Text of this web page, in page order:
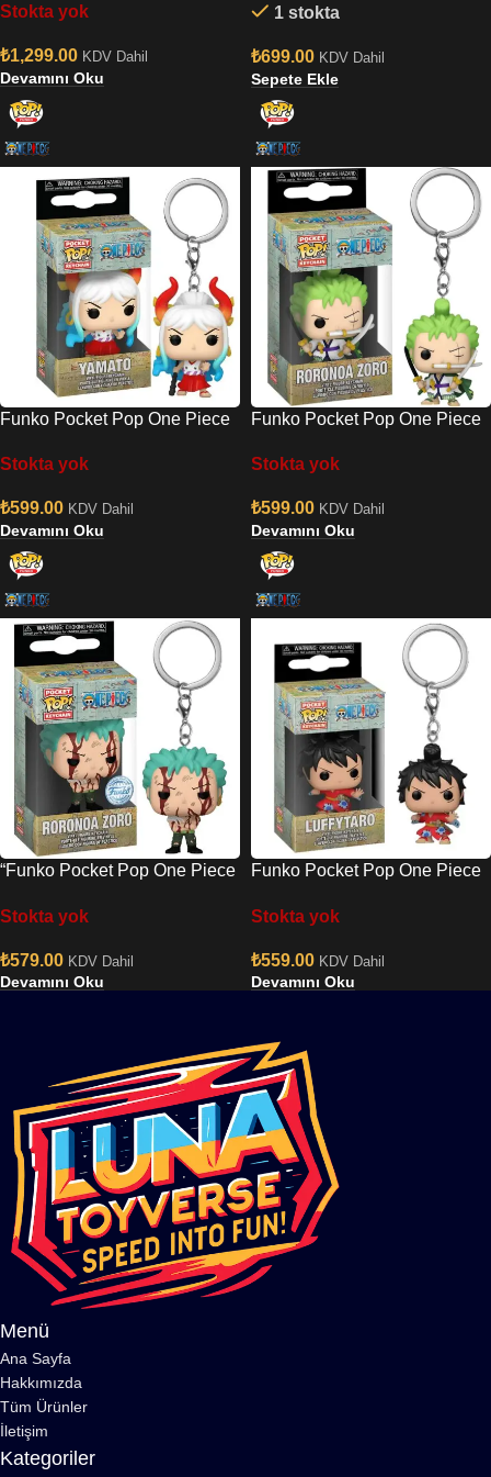
Stokta yok
₺1,299.00 KDV Dahil
Devamını Oku
1938 Anahtarlık
1 stokta
₺699.00 KDV Dahil
Sepete Ekle
Funko Pocket Pop One Piece
Stokta yok
₺599.00 KDV Dahil
Devamını Oku
Funko Pocket Pop One Piece
Stokta yok
₺599.00 KDV Dahil
Devamını Oku
“Funko Pocket Pop One Piece
Anahtarlık”
Stokta yok
₺579.00 KDV Dahil
Devamını Oku
Funko Pocket Pop One Piece
Anahtarlik
Stokta yok
₺559.00 KDV Dahil
Devamını Oku
Menü
Ana Sayfa
Hakkımızda
Tüm Ürünler
İletişim
Kategoriler